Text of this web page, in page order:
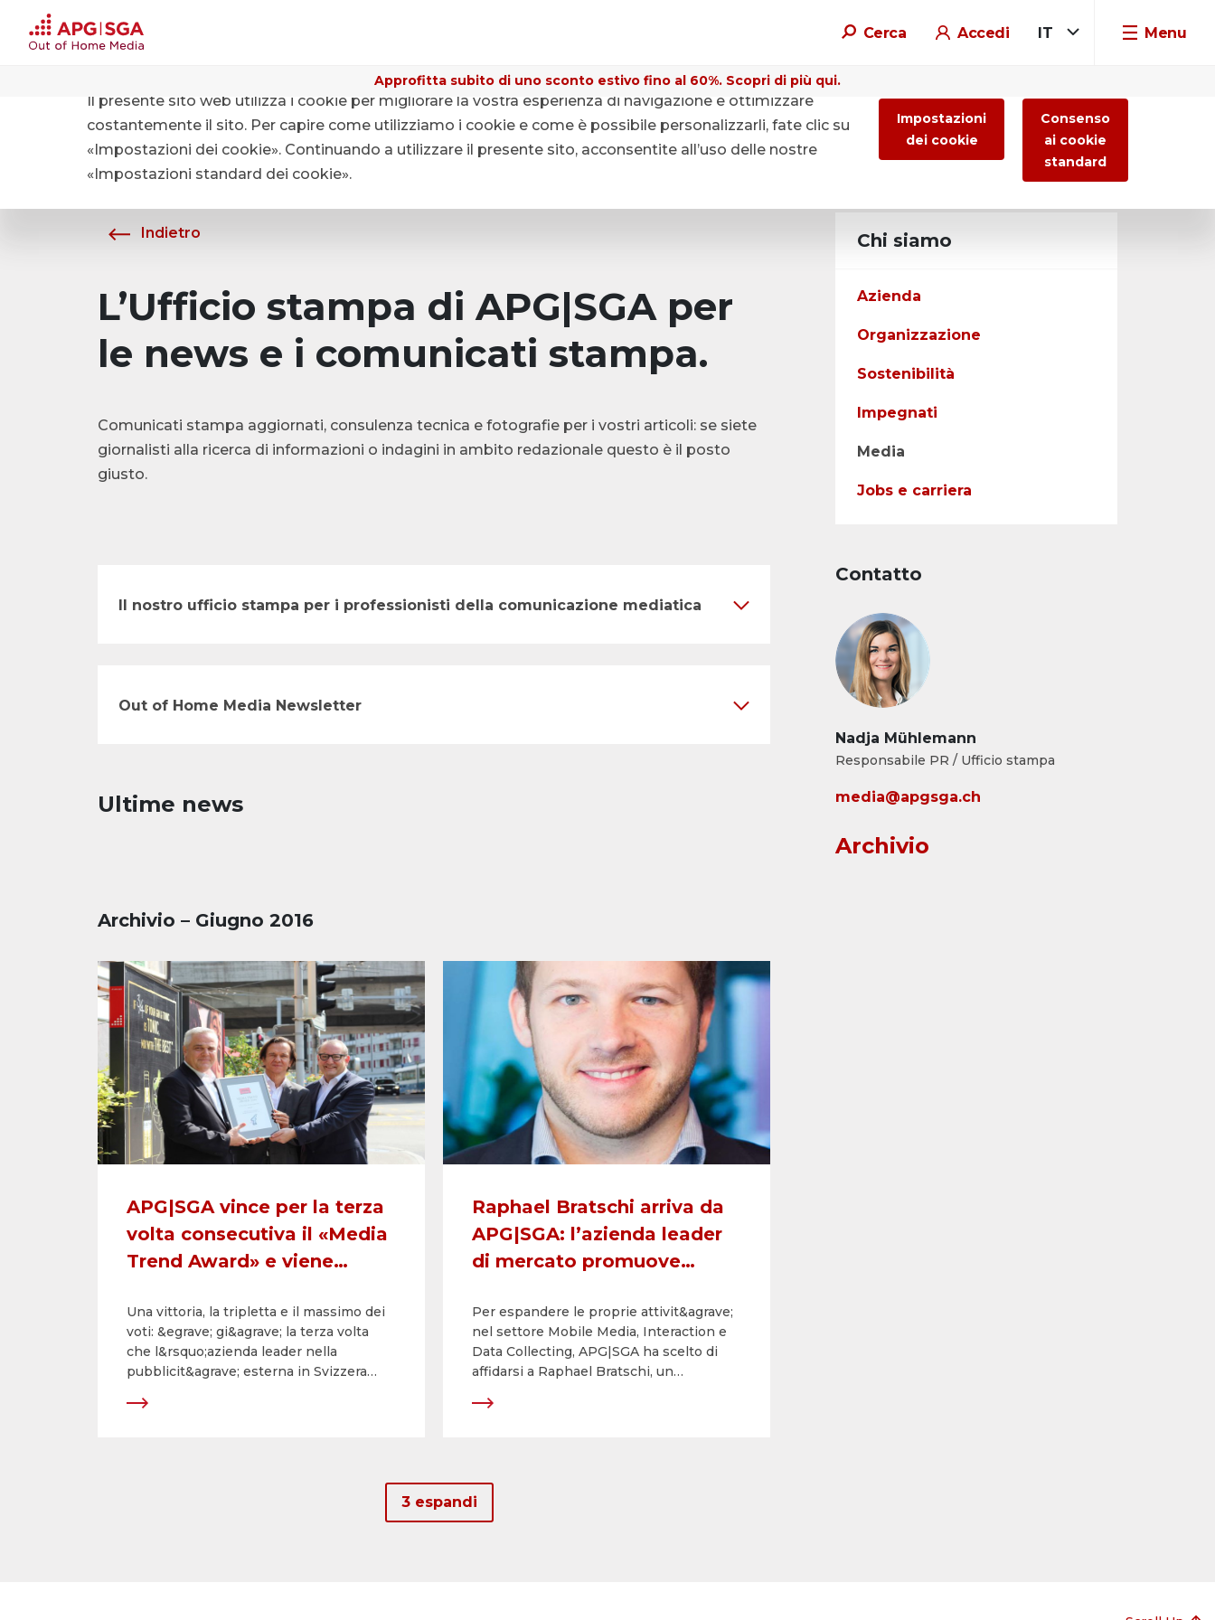
Cerca Accedi IT Menu
Approfitta subito di uno sconto estivo fino al 60%. Scopri di più qui.
Chi siamo Media
Indietro
L’Ufficio stampa di APG|SGA per
le news e i comunicati stampa.
Comunicati stampa aggiornati, consulenza tecnica e fotografie per i vostri articoli: se siete
giornalisti alla ricerca di informazioni o indagini in ambito redazionale questo è il posto
giusto.
Il nostro ufficio stampa per i professionisti della comunicazione mediatica
Out of Home Media Newsletter
Ultime news
Archivio – Giugno 2016
APG|SGA vince per la terza
volta consecutiva il «Media
Trend Award» e viene
fornitore di servizi media
del 2016
Una vittoria, la tripletta e il massimo dei
voti: &egrave; gi&agrave; la terza volta
che l&rsquo;azienda leader nella
pubblicit&agrave; esterna in Svizzera
Award&raquo; e premiata come miglior
Raphael Bratschi arriva da
APG|SGA: l’azienda leader
di mercato promuove
Home e Mobile Media
Per espandere le proprie attivit&agrave;
nel settore Mobile Media, Interaction e
Data Collecting, APG|SGA ha scelto di
affidarsi a Raphael Bratschi, un
ramo e specialista di comprovata
leader di mercato della pubblicit&agrave;
esterna in Svizzera.
3 espandi
Chi siamo
Azienda
Organizzazione
Sostenibilità
Impegnati
Media
Jobs e carriera
Contatto
Nadja Mühlemann
Responsabile PR / Ufficio stampa
media@apgsga.ch
Archivio
Il presente sito web utilizza i cookie per migliorare la vostra esperienza di navigazione e ottimizzare
costantemente il sito. Per capire come utilizziamo i cookie e come è possibile personalizzarli, fate clic su
«Impostazioni dei cookie». Continuando a utilizzare il presente sito, acconsentite all’uso delle nostre
«Impostazioni standard dei cookie».
Impostazioni
dei cookie
Consenso
ai cookie
standard